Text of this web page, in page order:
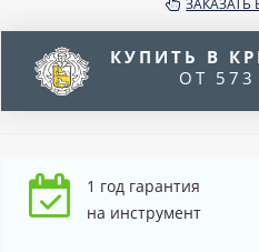
ЗАКАЗАТЬ
КУПИТЬ В
ОТ
1 год гарантия
на инструмент